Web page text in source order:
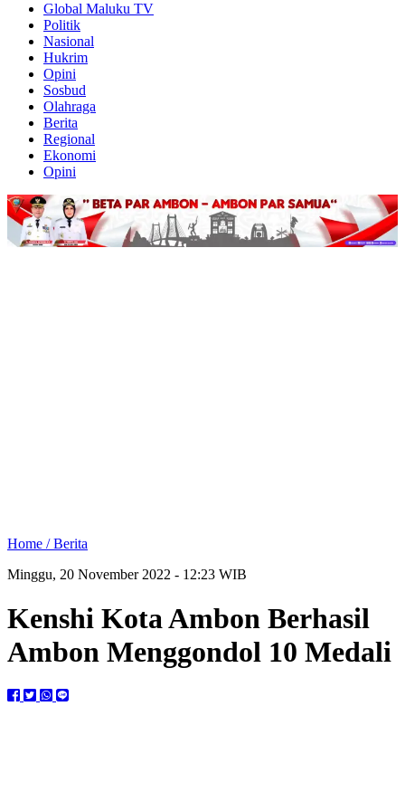
Global Maluku TV
Politik
Nasional
Hukrim
Opini
Sosbud
Olahraga
Berita
Regional
Ekonomi
Opini
Home /Berita
Minggu, 20 November 2022 - 12:23 WIB
Kenshi Kota Ambon Berhasil
Ambon Menggondol 10 Medali